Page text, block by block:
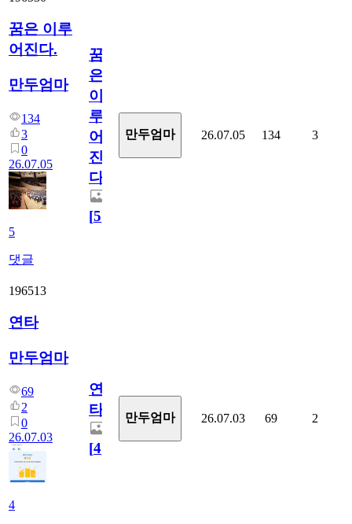
꿈은 이루
어진다.
만두엄마
134
3
0
26.07.05
5
댓글
꿈
은
이
루
어
진
다.
[5]
만두엄마 26.07.05 134 3
196513
연타
만두엄마
69
2
0
26.07.03
4
연
타
[4]
만두엄마 26.07.03 69 2